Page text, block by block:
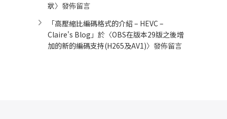
狀〉發佈留言
「高壓縮比編碼格式的介紹 – HEVC –
Claire's Blog 」於〈OBS在版本29版之後增
加的新的編碼支持(H265及AV1)〉發佈留言